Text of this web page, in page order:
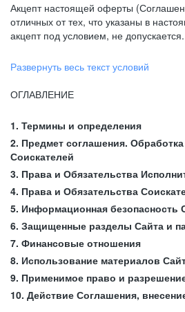
Акцепт настоящей оферты
отличных от тех, что указаны в
акцепт под условием, не допускается.
Развернуть весь текст условий
ОГЛАВЛЕНИЕ
1. Термины и определения
2. Предмет соглашения.
Соискателей
3. Права и Обязательства
4. Права и Обязательства
5. Информационная безопасность
6. Защищенные разделы Сайта и
7. Финансовые отношения
8. Использование материалов
9. Применимое право и
10. Действие Соглашения,